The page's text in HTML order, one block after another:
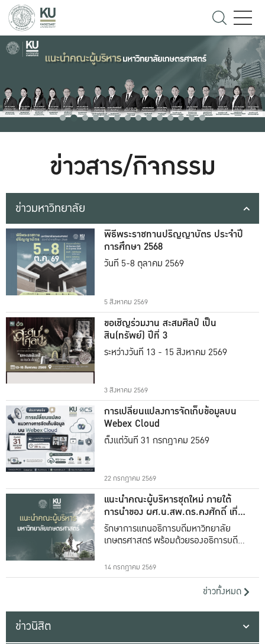
ข่าวสาร/กิจกรรม
ข่าวมหาวิทยาลัย
พิธีพระราชทานปริญญาบัตร ประจำปี
การศึกษา 2568
วันที่ 5-8 ตุลาคม 2569
5 สิงหาคม 2569
ขอเชิญร่วมงาน สะสมศิลป์ เป็น
สิน(ทรัพย์) ปีที่ 3
ระหว่างวันที่ 13 - 15 สิงหาคม 2569
3 สิงหาคม 2569
การเปลี่ยนแปลงการจัดเก็บข้อมูลบน
Webex Cloud
ตั้งแต่วันที่ 31 กรกฎาคม 2569
22 กรกฎาคม 2569
แนะนำคณะผู้บริหารชุดใหม่ ภายใต้
การนำของ ผศ.น.สพ.ดร.คงศักดิ์ เที่ยง
ธรรม
รักษาการแทนอธิการบดีมหาวิทยาลัย
เกษตรศาสตร์ พร้อมด้วยรองอธิการบดีทั้ง
14 กรกฎาคม 2569
ข่าวทั้งหมด
ข่าวนิสิต